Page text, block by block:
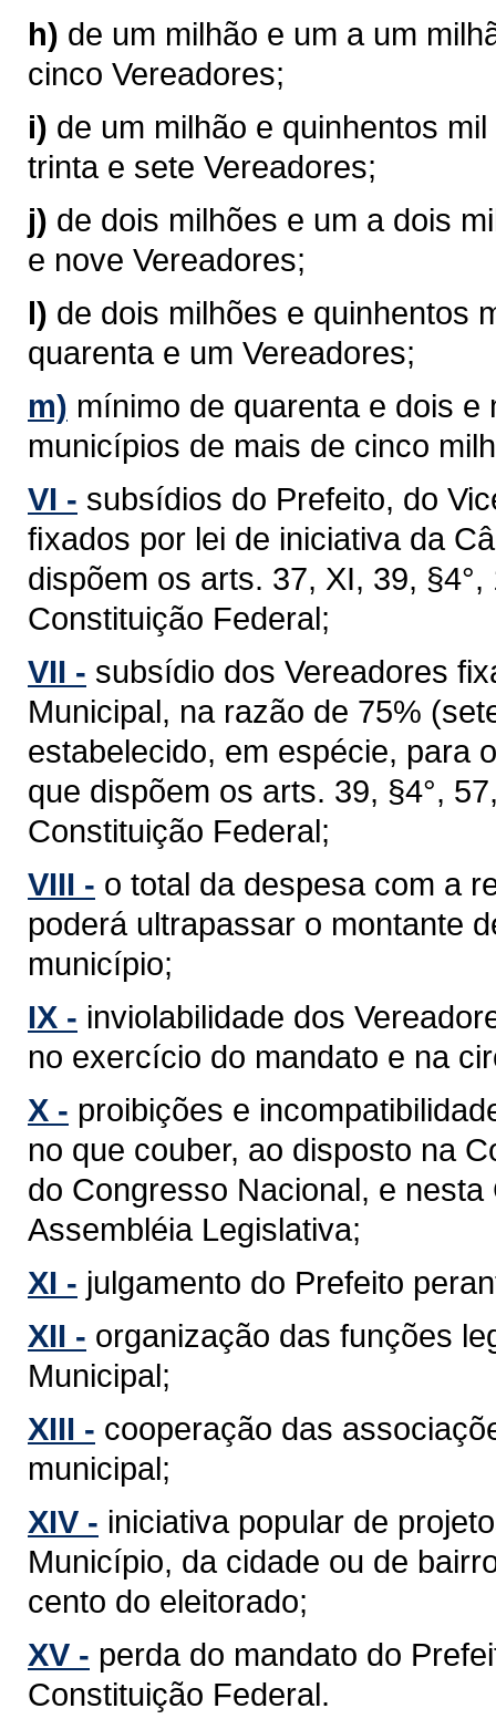
h) de um milhão e um a um
cinco Vereadores;
i) de um milhão e quinhentos
trinta e sete Vereadores;
j) de dois milhões e um a dois
e nove Vereadores;
l) de dois milhões e quinhentos
quarenta e um Vereadores;
m) mínimo de quarenta e dois
municípios de mais de cinco
VI - subsídios do Prefeito, do
ﬁxados por lei de iniciativa da
dispõem os arts. 37, XI, 39,
Constituição Federal;
VII - subsídio dos Vereadores
Municipal, na razão de 75%
estabelecido, em espécie, para
que dispõem os arts. 39, §4°,
Constituição Federal;
VIII - o total da despesa com a
poderá ultrapassar o montante
município;
IX - inviolabilidade dos
no exercício do mandato e na
X - proibições e
no que couber, ao disposto na
do Congresso Nacional, e
Assembléia Legislativa;
XI - julgamento do Prefeito
XII - organização das funções
Municipal;
XIII - cooperação das
municipal;
XIV - iniciativa popular de
Município, da cidade ou de
cento do eleitorado;
XV - perda do mandato do
Constituição Federal.